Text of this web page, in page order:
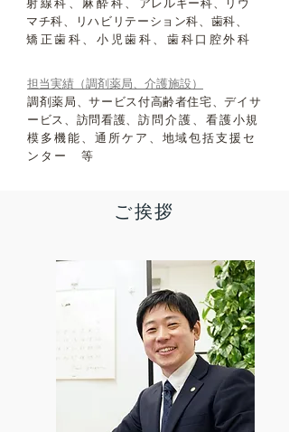
マチ科、リハビリテーション科、歯科、
矯正歯科、小児歯科、歯科口腔外科
担当実績（調剤薬局、介護施設）
調剤薬局、サービス付高齢者住宅、デイサ
ービス、訪問看護、 訪問介護、看護小規
模多機能、通所ケア、 地域包括支援セ
ンター 等
ご挨拶